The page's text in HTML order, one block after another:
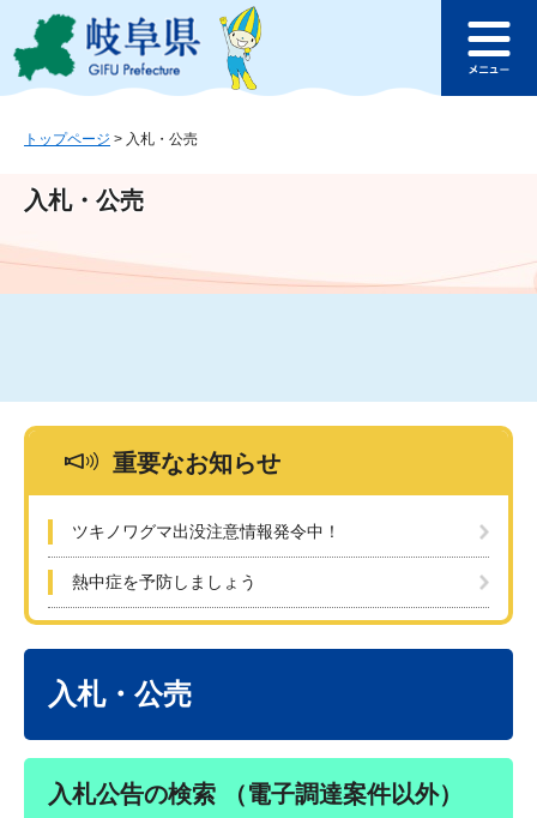
ジ
ュ
文
このページの本文へ
ュ
トップページ > 入札・公売
入札・公売
重要なお知らせ
ツキノワグマ出没注意情報発令中！
熱中症を予防しましょう
入札・公売
入札公告の検索 （電子調達案件以外）